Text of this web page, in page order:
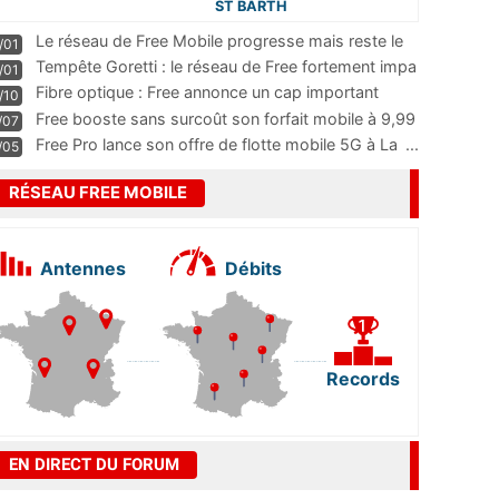
ST BARTH
Le réseau de Free Mobile progresse mais reste le
m
...
Tempête Goretti : le réseau de Free fortement impa
Fibre optique : Free annonce un cap important
pass
...
Free booste sans surcoût son forfait mobile à 9,99
Free Pro lance son offre de flotte mobile 5G à La ...
RÉSEAU FREE MOBILE
Antennes Débits
Records
EN DIRECT DU FORUM